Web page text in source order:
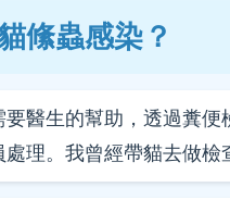
絛蟲感染？
醫生的幫助，透過糞
理。我曾經帶貓去做檢